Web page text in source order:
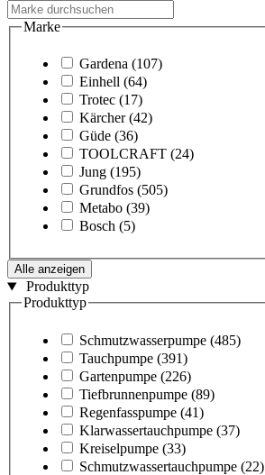
Marke
Gardena (107)
Einhell (64)
Trotec (17)
Kärcher (42)
Güde (36)
TOOLCRAFT (24)
Jung (195)
Grundfos (505)
Metabo (39)
Bosch (5)
Alle anzeigen
Produkttyp
Produkttyp
Schmutzwasserpumpe (485)
Tauchpumpe (391)
Gartenpumpe (226)
Tiefbrunnenpumpe (89)
Regenfasspumpe (41)
Klarwassertauchpumpe (37)
Kreiselpumpe (33)
Schmutzwassertauchpumpe (22)